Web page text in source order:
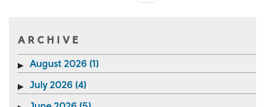
page
ARCHIVE
August 2026 (1)
July 2026 (4)